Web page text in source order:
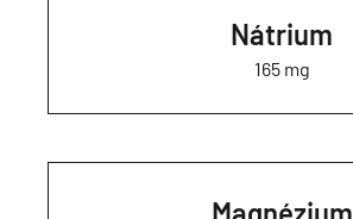
Nátrium
165 mg